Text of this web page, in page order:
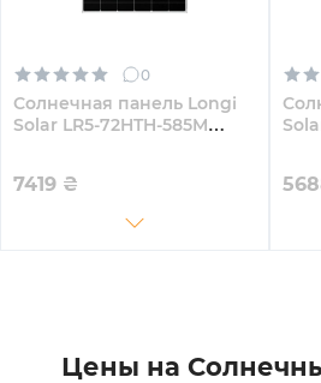
0
Солнечная панель Longi
Solar LR5-72HTH-585M
7419 ₴
Цены на